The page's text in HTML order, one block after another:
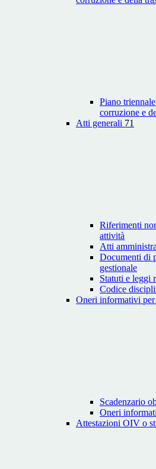
Piano
corruzione e
Atti generali 71
Riferimenti
attività
Atti
Documenti di
gestionale
Statuti e leggi
Codice
Oneri informativi
Scadenzario
Oneri
Attestazioni OIV o